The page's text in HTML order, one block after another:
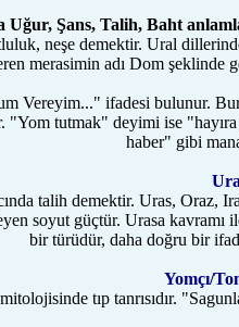
Şans, Talih, Baht
neşe demektir. Ural
merasimin adı Dom şeklinde
Vereyim..." ifadesi bulunur.
"Yom tutmak" deyimi ise
haber" gibi
talih demektir. Uras, Oraz,
soyut güçtür. Urasa kavramı
bir türüdür, daha doğru bir
Yomçı/
tıp tanrısıdır.